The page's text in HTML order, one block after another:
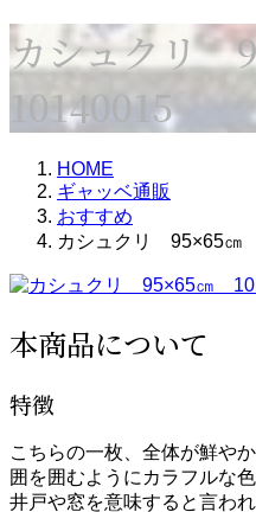
カシュクリ
10140015
HOME
ギャッベ通販
おすすめ
カシュクリ 95×65㎝
本商品について
特徴
こちらの一枚、全体が鮮や
囲を囲むようにカラフルな
井戸や窓を意味すると言わ